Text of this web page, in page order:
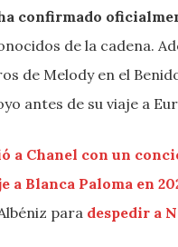
confirmado
de la cadena.
de Melody en el
antes de su viaje a
a Chanel con un
a Blanca Paloma en
para despedir a